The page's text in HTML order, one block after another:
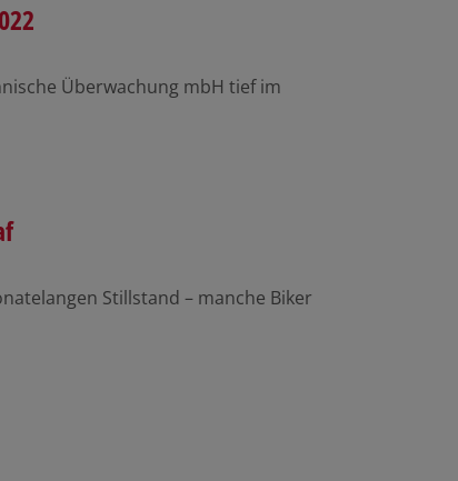
Überwachung mbH tief im
Stillstand – manche Biker